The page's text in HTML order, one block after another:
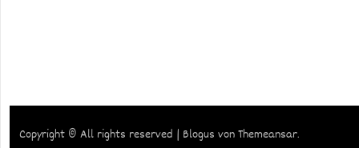
Copyright © All rights reserved | Blogus vonThemeansar.